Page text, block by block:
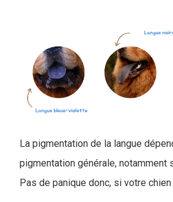
La pigmentation de la langue
pigmentation générale, notamment
Pas de panique donc, si votre